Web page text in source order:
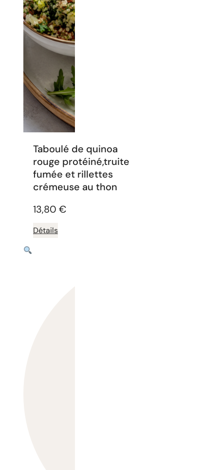
Taboulé de quinoa
rouge protéiné,truite
fumée et rillettes
crémeuse au thon
13,80 €
Détails